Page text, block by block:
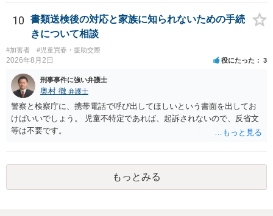
ると思われます。 他方、余罪を含めた全額を弁済していることは、被
害者の経済的損害の回復として有利に斟酌されます。 また、前科前歴
を有しないことも、規範意識が鈍磨しきっているとまでは言えず、有
利な点です。 その他、家族の監督等の情状証拠を適切に提出すること
で、私見ですが、執行猶予判決を視野に入れることが可能な事案と思
われます。 上記、一つの意見として参考ください。
10
書類送検後の対応と家族に知られないための手続
きについて相談
#加害者 #児童買春・援助交際
2026年8月2日 役にたった 3
刑事事件に強い弁護士
奥村 徹 弁護士
警察と検察庁に、携帯電話で呼び出してほしいという書面を出してお
けばいいでしょう。 児童不特定であれば、起訴されないので、反省文
等は不要です。
もっとみる